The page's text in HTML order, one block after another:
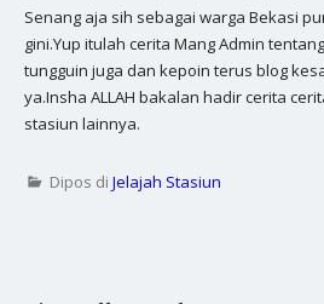
Senang aja sih sebagai warga Bekasi
gini.Yup itulah cerita Mang Admin
tungguin juga dan kepoin terus blog
ya.Insha ALLAH bakalan hadir cerita
stasiun lainnya.
Dipos di Jelajah Stasiun